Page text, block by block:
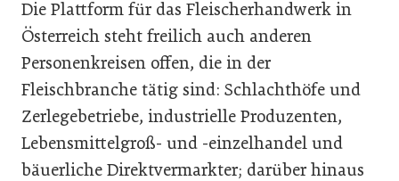
Die Plattform für das Fleischerhandwerk in
Österreich steht freilich auch anderen
Personenkreisen offen, die in der
Fleischbranche tätig sind: Schlachthöfe und
Zerlegebetriebe, industrielle Produzenten,
Lebensmittelgroß- und -einzelhandel und
bäuerliche Direktvermarkter; darüber hinaus